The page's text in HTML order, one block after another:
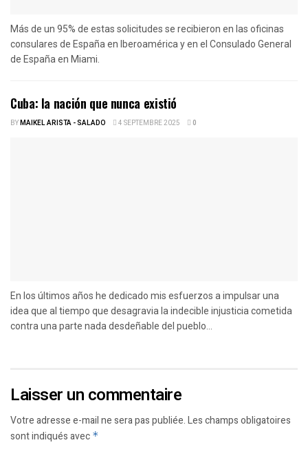
Más de un 95% de estas solicitudes se recibieron en las oficinas
consulares de España en Iberoamérica y en el Consulado General
de España en Miami.
Cuba: la nación que nunca existió
BYMAIKEL ARISTA - SALADO 4 SEPTEMBRE 2025 0
En los últimos años he dedicado mis esfuerzos a impulsar una
idea que al tiempo que desagravia la indecible injusticia cometida
contra una parte nada desdeñable del pueblo...
Laisser un commentaire
Votre adresse e-mail ne sera pas publiée.Les champs obligatoires
sont indiqués avec *